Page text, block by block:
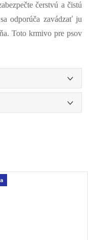
čerstvú a čistú
odporúča zavádzať ju
Toto krmivo pre psov